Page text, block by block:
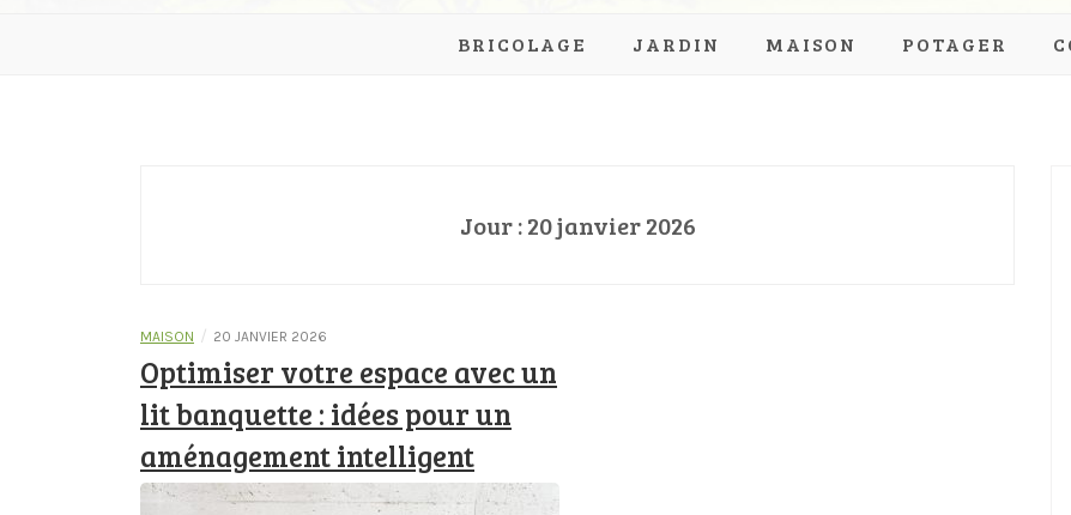
parcmonceau.org
BRICOLAGE JARDIN MAISON POTAGER
Jour :20 janvier 2026
MAISON / 20 JANVIER 2026
Optimiser votre espace avec un
lit banquette : idées pour un
aménagement intelligent